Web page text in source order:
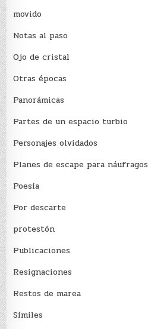
movido
Notas al paso
Ojo de cristal
Otras épocas
Panorámicas
Partes de un espacio turbio
Personajes olvidados
Planes de escape para náufragos
Poesía
Por descarte
protestón
Publicaciones
Resignaciones
Restos de marea
Sí­miles